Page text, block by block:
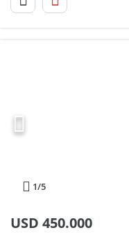
1/5
USD 450.000